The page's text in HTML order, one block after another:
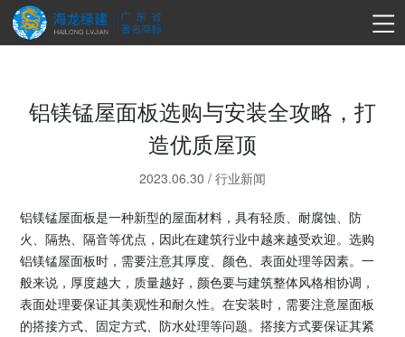
铝镁锰屋面板选购与安装全攻略，打
造优质屋顶
2023.06.30 / 行业新闻
铝镁锰屋面板是一种新型的屋面材料，具有轻质、耐腐蚀、防
火、隔热、隔音等优点，因此在建筑行业中越来越受欢迎。选购
铝镁锰屋面板时，需要注意其厚度、颜色、表面处理等因素。一
般来说，厚度越大，质量越好，颜色要与建筑整体风格相协调，
表面处理要保证其美观性和耐久性。在安装时，需要注意屋面板
的搭接方式、固定方式、防水处理等问题。搭接方式要保证其紧